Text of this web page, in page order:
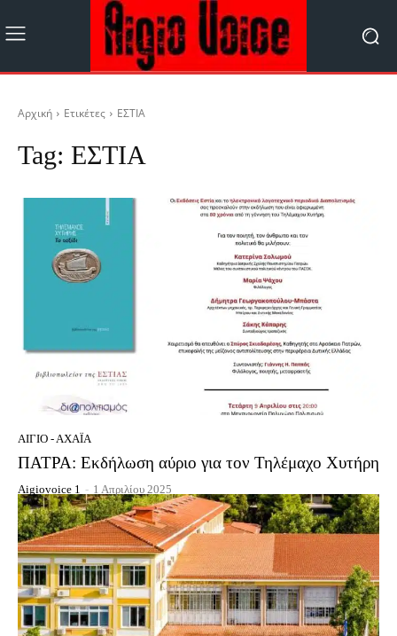
Αρχική Ετικέτες ΕΣΤΙΑ
Tag: ΕΣΤΙΑ
ΑΊΓΙΟ - ΑΧΑΪ́Α
ΠΑΤΡΑ: Εκδήλωση αύριο για τον Τηλέμαχο Χυτήρη
Aigiovoice 1 - 1 Απριλίου 2025